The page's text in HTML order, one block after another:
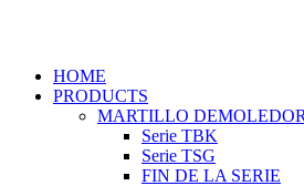
HOME
PRODUCTS
MARTILLO DEMOLEDOR
Serie TBK
Serie TSG
FIN DE LA SERIE